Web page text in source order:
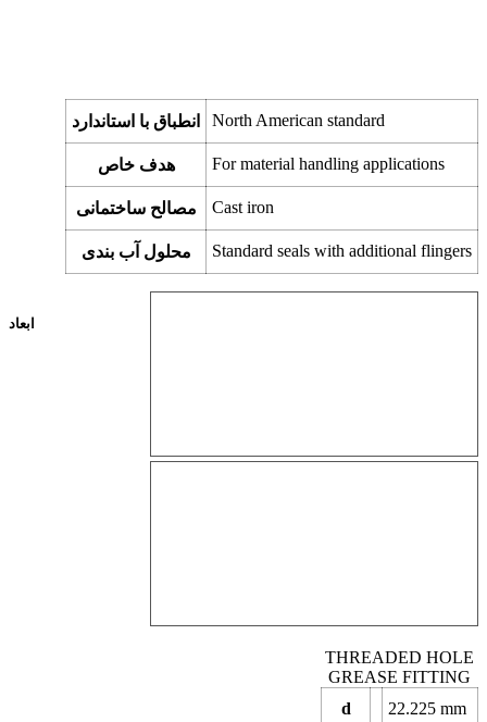
انطباق با استاندارد North American standard
هدف خاص For material handling applications
مصالح ساختمانی Cast iron
محلول آب بندی Standard seals with additional flingers
ابعاد
d 22.225 mm
THREADED HOLE
GREASE FITTING